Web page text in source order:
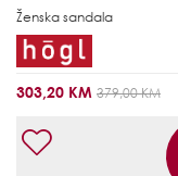
Ženska sandala
303,20 KM 379,00 KM